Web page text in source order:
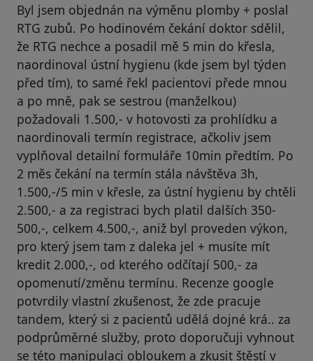
Byl jsem objednán na výměnu plomby + poslal
RTG zubů. Po hodinovém čekání doktor sdělil,
že RTG nechce a posadil mě 5 min do křesla,
naordinoval ústní hygienu (kde jsem byl týden
před tím), to samé řekl pacientovi přede mnou
a po mně, pak se sestrou (manželkou)
požadovali 1.500,- v hotovosti za prohlídku a
naordinovali termín registrace, ačkoliv jsem
vyplňoval detailní formuláře 10min předtím. Po
2 měs čekání na termín stála návštěva 3h,
1.500,-/5 min v křesle, za ústní hygienu by chtěli
2.500,- a za registraci bych platil dalších 350-
500,-, celkem 4.500,-, aniž byl proveden výkon,
pro který jsem tam z daleka jel + musíte mít
kredit 2.000,-, od kterého odčítají 500,- za
opomenutí/změnu termínu. Recenze google
potvrdily vlastní zkušenost, že zde pracuje
tandem, který si z pacientů udělá dojné krá.. za
podprůměrné služby, proto doporučuji vyhnout
se této manipulaci obloukem a zkusit štěstí v